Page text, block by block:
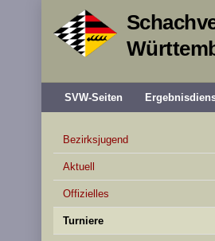
SVW-Seiten
Bezirksjugend
Aktuell
Offizielles
Turniere